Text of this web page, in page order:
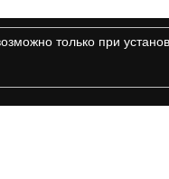
только при